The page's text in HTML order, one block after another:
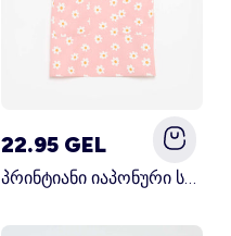
22.95 GEL
პრინტიანი იაპონური სამზარეულოს წინსაფარი ვარდისფერი